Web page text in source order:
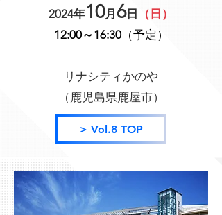
2024年10月 6日
（日）
12:00～16:30（予定）
リナシティかのや
（鹿児島県鹿屋市）
> Vol.8 TOP